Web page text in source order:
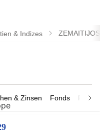
& Indizes
& Zinsen Fonds